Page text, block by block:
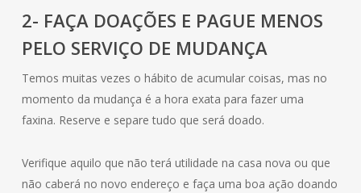
2- FAÇA DOAÇÕES E PAGUE MENOS
PELO SERVIÇO DE MUDANÇA
Temos muitas vezes o hábito de acumular coisas, mas no
momento da mudança é a hora exata para fazer uma
faxina. Reserve e separe tudo que será doado.
Verifique aquilo que não terá utilidade na casa nova ou que
não caberá no novo endereço e faça uma boa ação doando